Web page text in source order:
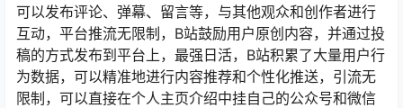
可以发布评论、弹幕、留言等，与其他观众和创作者进行
互动，平台推流无限制，B站鼓励用户原创内容，并通过投
稿的方式发布到平台上，最强日活，B站积累了大量用户行
为数据，可以精准地进行内容推荐和个性化推送，引流无
限制，可以直接在个人主页介绍中挂自己的公众号和微信